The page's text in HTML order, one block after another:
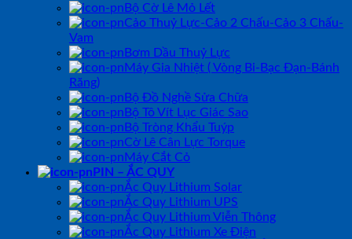
Bộ Cờ Lê Mỏ Lết
Cảo Thuỷ Lực-Cảo 2 Chấu-Cảo 3 Chấu-
Vam
Bơm Dầu Thuỷ Lực
Máy Gia Nhiệt ( Vòng Bi-Bạc Đạn-Bánh
Răng)
Bộ Đồ Nghề Sửa Chữa
Bộ Tô Vít Lục Giác Sao
Bộ Tròng Khẩu Tuýp
Cờ Lê Cân Lực Torque
Máy Cắt Cỏ
PIN – ẮC QUY
Ắc Quy Lithium Solar
Ắc Quy Lithium UPS
Ắc Quy Lithium Viễn Thông
Ắc Quy Lithium Xe Điện